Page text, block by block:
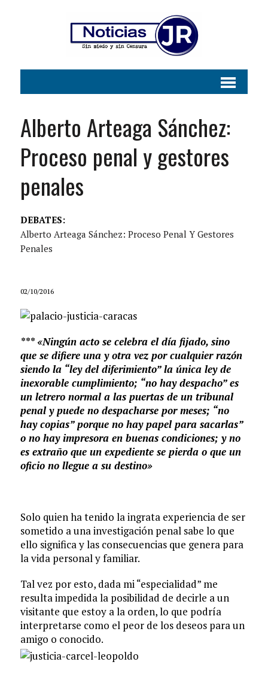
Alberto Arteaga Sánchez:
Proceso penal y gestores
penales
DEBATES:
Alberto Arteaga Sánchez: Proceso Penal Y Gestores
Penales
02/10/2016
*** «Ningún acto se celebra el día fijado, sino
que se difiere una y otra vez por cualquier razón
siendo la “ley del diferimiento” la única ley de
inexorable cumplimiento; “no hay despacho” es
un letrero normal a las puertas de un tribunal
penal y puede no despacharse por meses; “no
hay copias” porque no hay papel para sacarlas”
o no hay impresora en buenas condiciones; y no
es extraño que un expediente se pierda o que un
oficio no llegue a su destino»
Solo quien ha tenido la ingrata experiencia de ser
sometido a una investigación penal sabe lo que
ello significa y las consecuencias que genera para
la vida personal y familiar.
Tal vez por esto, dada mi “especialidad” me
resulta impedida la posibilidad de decirle a un
visitante que estoy a la orden, lo que podría
interpretarse como el peor de los deseos para un
amigo o conocido.